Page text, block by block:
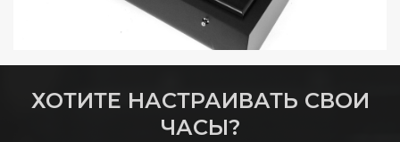
ХОТИТЕ НАСТРАИВАТЬ СВОИ
ЧАСЫ?